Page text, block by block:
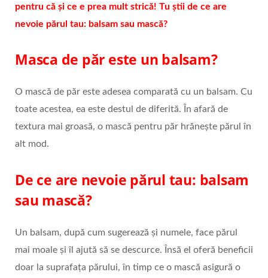
pentru că și ce e prea mult strică! Tu știi de ce are
nevoie părul tau: balsam sau mască?
Masca de păr este un balsam?
O mască de păr este adesea comparată cu un balsam. Cu
toate acestea, ea este destul de diferită. În afară de
textura mai groasă, o mască pentru păr hrănește părul în
alt mod.
De ce are nevoie părul tau: balsam
sau mască?
Un balsam, după cum sugerează și numele, face părul
mai moale și îl ajută să se descurce. Însă el oferă beneficii
doar la suprafața părului, în timp ce o mască asigură o